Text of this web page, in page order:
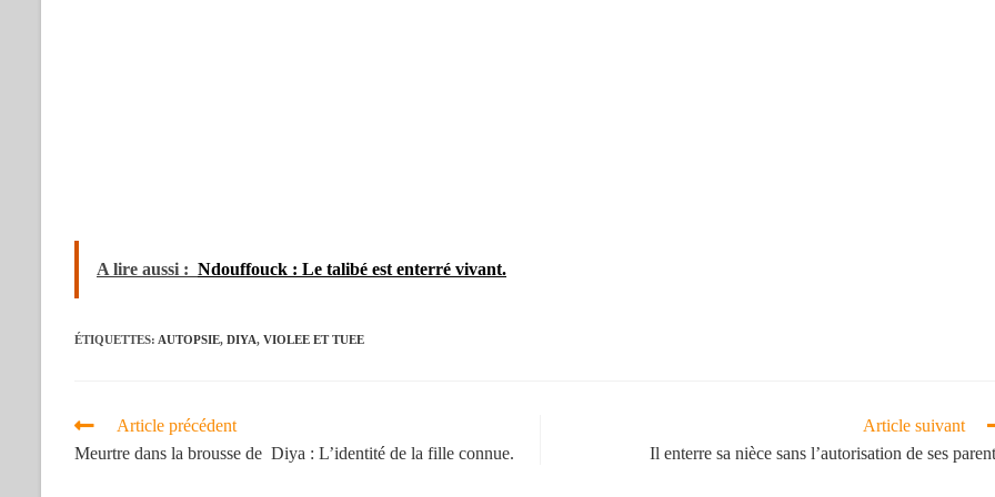
A lire aussi : Ndouffouck : Le talibé est enterré vivant.
ÉTIQUETTES: AUTOPSIE, DIYA, VIOLEE ET TUEE
Article précédent
Meurtre dans la brousse de Diya : L’identité de la fille connue.
Article suivant
Il enterre sa nièce sans l’autorisation de ses